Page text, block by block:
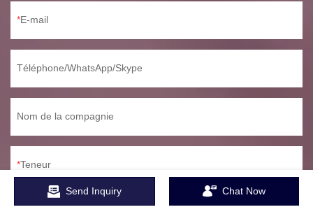
E-mail
Téléphone/WhatsApp/Skype
Nom de la compagnie
Teneur
Send Inquiry Chat Now